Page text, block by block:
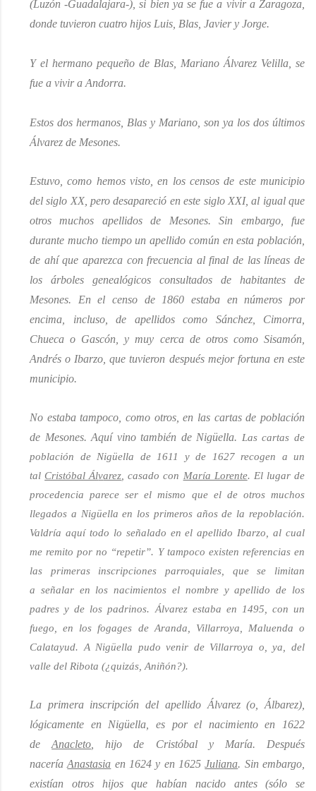
(Luzón -Guadalajara-), si bien ya se fue a vivir a Zaragoza,
donde tuvieron cuatro hijos Luis, Blas, Javier y Jorge.
Y el hermano pequeño de Blas, Mariano Álvarez Velilla, se
fue a vivir a Andorra.
Estos dos hermanos, Blas y Mariano, son ya los dos últimos
Álvarez de Mesones.
Estuvo, como hemos visto, en los censos de este municipio
del siglo XX, pero desapareció en este siglo XXI, al igual que
otros muchos apellidos de Mesones. Sin embargo, fue
durante mucho tiempo un apellido común en esta población,
de ahí que aparezca con frecuencia al final de las líneas de
los árboles genealógicos consultados de habitantes de
Mesones. En el censo de 1860 estaba en números por
encima, incluso, de apellidos como Sánchez, Cimorra,
Chueca o Gascón
y muy cerca de otros como Sisamón,
Andrés o Ibarzo, que tuvieron después mejor fortuna en este
municipio.
No estaba tampoco, como otros, en las cartas de población
de Mesones. Aquí vino también de Nigüella. Las cartas de
población de Nigüella de 1611 y de 1627 recogen a un
tal Cristóbal Álvarez, casado con María Lorente. El lugar de
procedencia parece ser el mismo que el de otros muchos
llegados a Nigüella en los primeros años de la repoblación.
Valdría aquí todo lo señalado en el apellido Ibarzo, al cual
me remito por no “repetir”. Y tampoco existen referencias en
las primeras inscripciones parroquiales, que se limitan
a señalar en los nacimientos el nombre y apellido de los
padres y de los padrinos. Álvarez estaba en 1495, con un
fuego, en los fogages de Aranda, Villarroya, Maluenda o
Calatayud. A Nigüella pudo venir de Villarroya o, ya, del
valle del Ribota (¿quizás, Aniñón?).
La primera inscripción del apellido Álvarez(o, Álbarez)
lógicamente en Nigüella, es por el nacimiento en 1622
deAnacleto , hijo de Cristóbal y María. Después
naceríaAnastasia en 1624 y en 1625Juliana. Sin embargo,
existían otros hijos que habían nacido antes(sólo se